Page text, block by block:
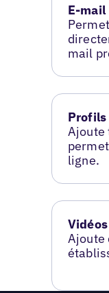
E-mail
mail
Profils
Ajoute
ligne.
Vidéos
Ajoute